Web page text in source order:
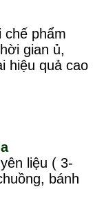
phẩm
gian ủ,
hiệu quả cao
liệu ( 3-
bánh